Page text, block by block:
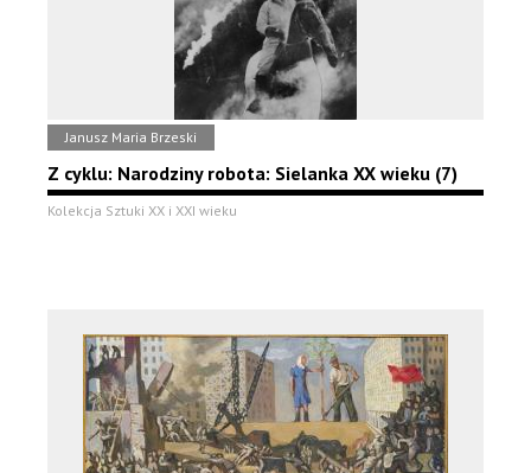
Janusz Maria Brzeski
Z cyklu: Narodziny robota: Sielanka XX wieku (7)
Kolekcja Sztuki XX i XXI wieku